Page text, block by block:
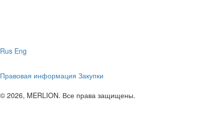
Rus Eng
Правовая информация Закупки
© 2026, MERLION. Все права защищены.